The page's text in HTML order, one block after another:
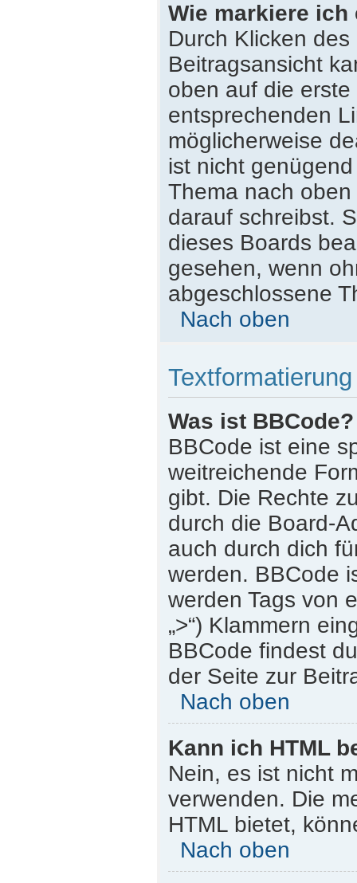
Wie markiere ich
Durch Klicken des
Beitragsansicht
oben auf die
entsprechenden
möglicherweise
ist nicht
Thema nach
darauf schreibst.
dieses Boards
gesehen, wenn
abgeschlossene
Nach oben
Was ist BBCode?
BBCode ist eine
weitreichende
gibt. Die Rechte
durch die Board-
auch durch dich
werden. BBCode
werden Tags von
„>“) Klammern
BBCode findest
der Seite zur
Nach oben
Kann ich HTML
Nein, es ist nicht
verwenden. Die
HTML bietet,
Nach oben